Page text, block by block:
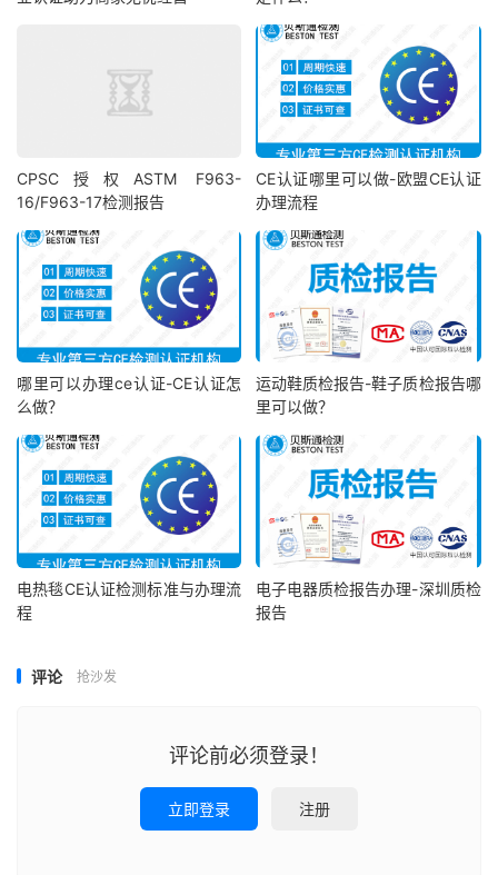
CPSC授权ASTM F963-
16/F963-17检测报告
CE认证哪里可以做-欧盟CE认证
办理流程
哪里可以办理ce认证-CE认证怎
么做？
运动鞋质检报告-鞋子质检报告哪
里可以做？
电热毯CE认证检测标准与办理流
程
电子电器质检报告办理-深圳质检
报告
评论 抢沙发
评论前必须登录！
立即登录 注册